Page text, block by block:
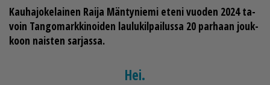
Kau­ha­jo­ke­lai­nen Rai­ja Män­ty­nie­mi ete­ni vuo­den 2024 ta­
voin Tan­go­mark­ki­noi­den lau­lu­kil­pai­lus­sa 20 par­haan jouk­
koon nais­ten sar­jas­sa.
Hei.